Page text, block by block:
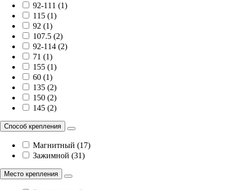
92-111 (1)
115 (1)
92 (1)
107.5 (2)
92-114 (2)
71 (1)
155 (1)
60 (1)
135 (2)
150 (2)
145 (2)
Способ крепления
Магнитный (17)
Зажимной (31)
Место крепления